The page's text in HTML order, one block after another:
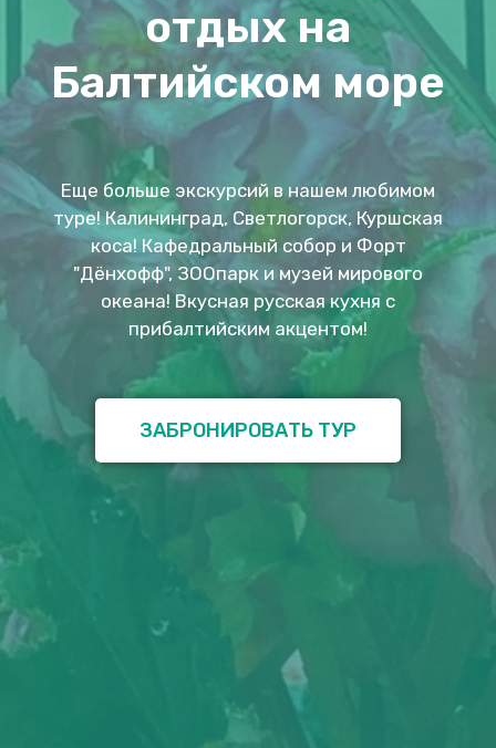
отдых на
Балтийском море
Еще больше экскурсий в нашем любимом
туре! Калининград, Светлогорск, Куршская
коса! Кафедральный собор и Форт
"Дёнхофф", ЗООпарк и музей мирового
океана! Вкусная русская кухня с
прибалтийским акцентом!
ЗАБРОНИРОВАТЬ ТУР